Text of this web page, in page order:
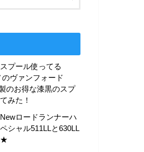
プール使ってる
ヴァンフォード
のお得な漆黒のスプ
みた！
Newロードランナーハ
シャル511LLと630LL
★